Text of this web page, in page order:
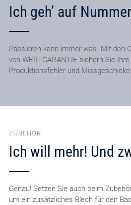
Ich geh’ auf
Passieren kann immer was. Mit den
von WERTGARANTIE sichern Sie
Produktionsfehler und Missgeschicke
ZUBEHÖR
Ich will mehr! Und
Genau! Setzen Sie auch beim
um ein zusätzliches Blech für den